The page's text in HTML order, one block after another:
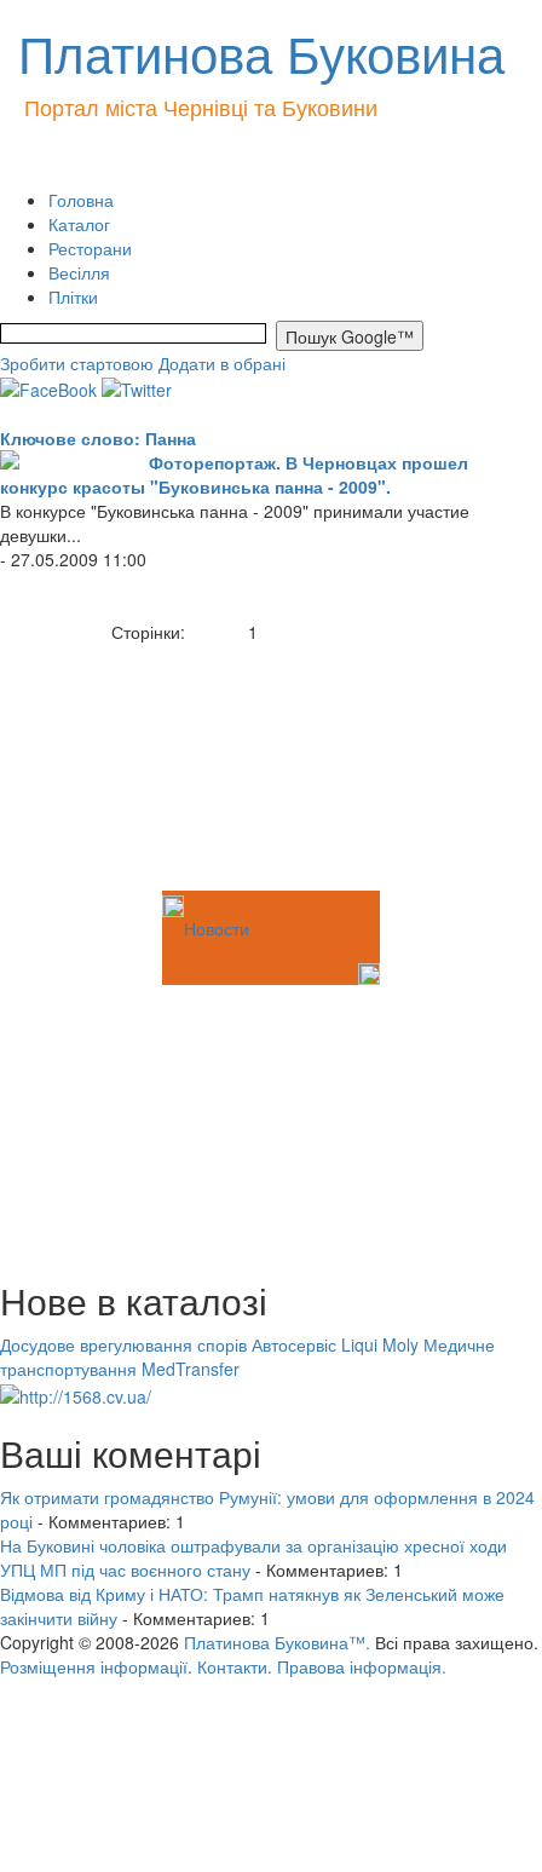
Платинова Буковина
Портал міста Чернівці та Буковини
Головна
Каталог
Ресторани
Весілля
Плітки
Зробити стартовою Додати в обрані
Ключове слово: Панна
Фоторепортаж. В Черновцах прошел
конкурс красоты "Буковинська панна - 2009".
В конкурсе "Буковинська панна - 2009" принимали участие
девушки...
- 27.05.2009 11:00
Сторінки: 1
Новости
Нове в каталозі
Досудове врегулювання спорів Автосервіс Liqui Moly Медичне
транспортування MedTransfer
Ваші коментарі
Як отримати громадянство Румунії: умови для оформлення в 2024
році - Комментариев: 1
На Буковині чоловіка оштрафували за організацію хресної ходи
УПЦ МП під час воєнного стану - Комментариев: 1
Відмова від Криму і НАТО: Трамп натякнув як Зеленський може
закінчити війну - Комментариев: 1
Copyright © 2008-2026 Платинова Буковина™. Всі права захищено.
Розміщення інформації. Контакти. Правова інформація.